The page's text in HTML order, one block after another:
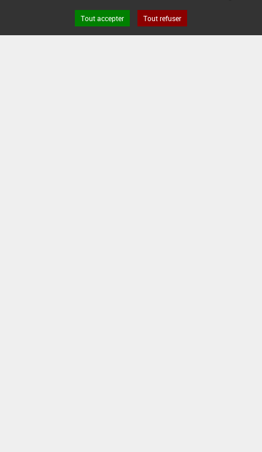
[16953112] Tomate - Aubergine*Trt
Part.Aer.*Coléoptères phytophages
DOSE MAX
NOMBRE MAX
DÉLAIS AVANT
Tout accepter Tout refuser